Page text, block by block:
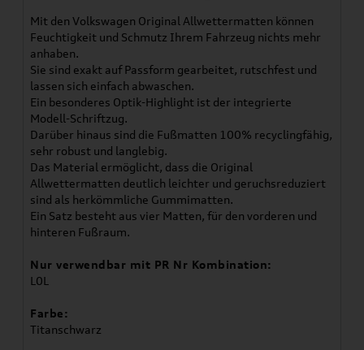
Mit den Volkswagen Original Allwettermatten können
Feuchtigkeit und Schmutz Ihrem Fahrzeug nichts mehr
anhaben.
Sie sind exakt auf Passform gearbeitet, rutschfest und
lassen sich einfach abwaschen.
Ein besonderes Optik-Highlight ist der integrierte
Modell-Schriftzug.
Darüber hinaus sind die Fußmatten 100% recyclingfähig,
sehr robust und langlebig.
Das Material ermöglicht, dass die Original
Allwettermatten deutlich leichter und geruchsreduziert
sind als herkömmliche Gummimatten.
Ein Satz besteht aus vier Matten, für den vorderen und
hinteren Fußraum.
Nur verwendbar mit PR Nr Kombination:
L0L
Farbe:
Titanschwarz